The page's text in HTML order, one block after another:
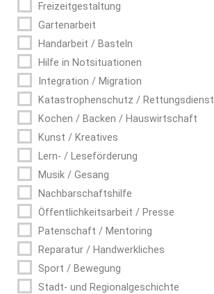
Freizeitgestaltung
Gartenarbeit
Handarbeit / Basteln
Hilfe in Notsituationen
Integration / Migration
Katastrophenschutz / Rettungsdienst
Kochen / Backen / Hauswirtschaft
Kunst / Kreatives
Lern- / Leseförderung
Musik / Gesang
Nachbarschaftshilfe
Öffentlichkeitsarbeit / Presse
Patenschaft / Mentoring
Reparatur / Handwerkliches
Sport / Bewegung
Stadt- und Regionalgeschichte